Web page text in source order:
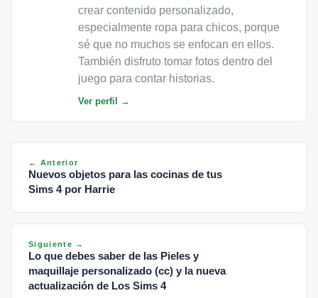
crear contenido personalizado,
especialmente ropa para chicos, porque
sé que no muchos se enfocan en ellos.
También disfruto tomar fotos dentro del
juego para contar historias.
Ver perfil →
← Anterior
Nuevos objetos para las cocinas de tus
Sims 4 por Harrie
Siguiente →
Lo que debes saber de las Pieles y
maquillaje personalizado (cc) y la nueva
actualización de Los Sims 4